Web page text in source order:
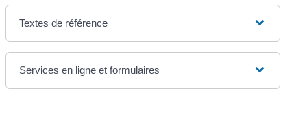
Textes de référence
Services en ligne et formulaires